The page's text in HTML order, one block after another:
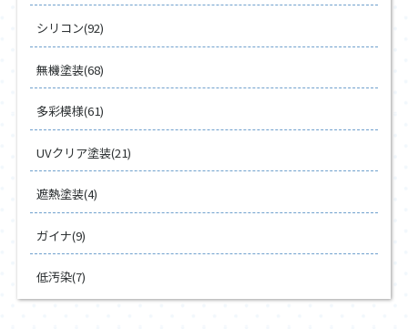
シリコン(92)
無機塗装(68)
多彩模様(61)
UVクリア塗装(21)
遮熱塗装(4)
ガイナ(9)
低汚染(7)